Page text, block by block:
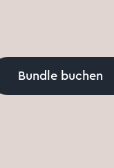
Bundle buchen